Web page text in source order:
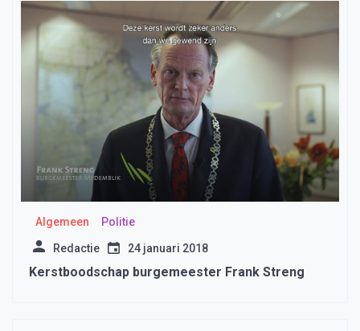
Algemeen Politie
Redactie 24 januari 2018
Kerstboodschap burgemeester Frank Streng